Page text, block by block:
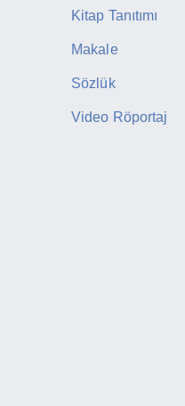
Kitap Tanıtımı
Makale
Sözlük
Video Röportaj